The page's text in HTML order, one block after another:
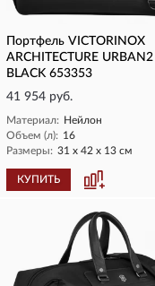
Портфель VICTORINOX
ARCHITECTURE URBAN2
BLACK 653353
41 954 руб.
Материал: Нейлон
Объем (л): 16
Размеры: 31 х 42 х 13 см
КУПИТЬ